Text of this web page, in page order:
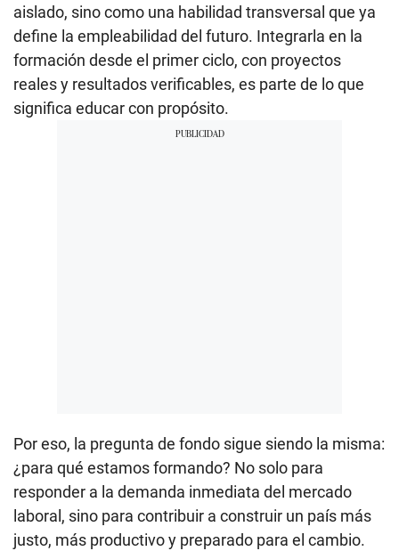
aislado, sino como una habilidad transversal que ya
define la empleabilidad del futuro. Integrarla en la
formación desde el primer ciclo, con proyectos
reales y resultados verificables, es parte de lo que
significa educar con propósito.
Por eso, la pregunta de fondo sigue siendo la misma:
¿para qué estamos formando? No solo para
responder a la demanda inmediata del mercado
laboral, sino para contribuir a construir un país más
justo, más productivo y preparado para el cambio.